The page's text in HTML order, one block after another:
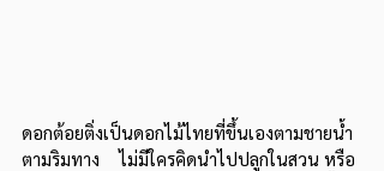
ดอกต้อยติ่งเป็นดอกไม้ไทยที่ขึ้นเองตามชายน้ำ
ตามริมทาง    ไม่มีใครคิดนำไปปลูกในสวน หรือ